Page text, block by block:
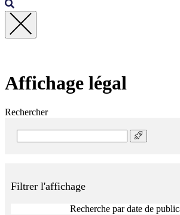
Fermer
Affichage légal
Rechercher
Rechercher
Filtrer l'affichage
Recherche par date de